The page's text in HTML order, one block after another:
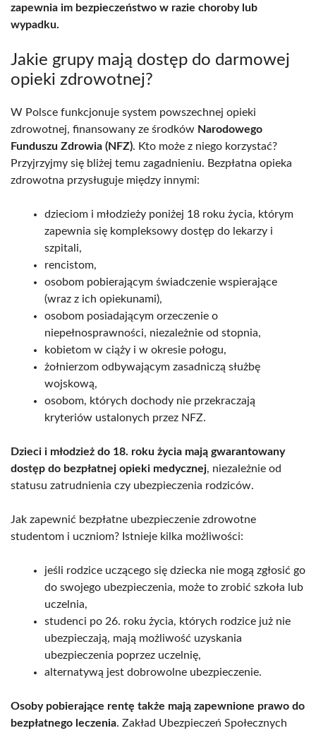
zapewnia im bezpieczeństwo w razie choroby lub
wypadku.
Jakie grupy mają dostęp do darmowej
opieki zdrowotnej?
W Polsce funkcjonuje system powszechnej opieki
zdrowotnej, finansowany ze środków Narodowego
Funduszu Zdrowia (NFZ). Kto może z niego korzystać?
Przyjrzyjmy się bliżej temu zagadnieniu. Bezpłatna opieka
zdrowotna przysługuje między innymi:
dzieciom i młodzieży poniżej 18 roku życia, którym
zapewnia się kompleksowy dostęp do lekarzy i
szpitali,
rencistom,
osobom pobierającym świadczenie wspierające
(wraz z ich opiekunami),
osobom posiadającym orzeczenie o
niepełnosprawności, niezależnie od stopnia,
kobietom w ciąży i w okresie połogu,
żołnierzom odbywającym zasadniczą służbę
wojskową,
osobom, których dochody nie przekraczają
kryteriów ustalonych przez NFZ.
Dzieci i młodzież do 18. roku życia mają gwarantowany
dostęp do bezpłatnej opieki medycznej, niezależnie od
statusu zatrudnienia czy ubezpieczenia rodziców.
Jak zapewnić bezpłatne ubezpieczenie zdrowotne
studentom i uczniom? Istnieje kilka możliwości:
jeśli rodzice uczącego się dziecka nie mogą zgłosić go
do swojego ubezpieczenia, może to zrobić szkoła lub
uczelnia,
studenci po 26. roku życia, których rodzice już nie
ubezpieczają, mają możliwość uzyskania
ubezpieczenia poprzez uczelnię,
alternatywą jest dobrowolne ubezpieczenie.
Osoby pobierające rentę także mają zapewnione prawo do
bezpłatnego leczenia. Zakład Ubezpieczeń Społecznych